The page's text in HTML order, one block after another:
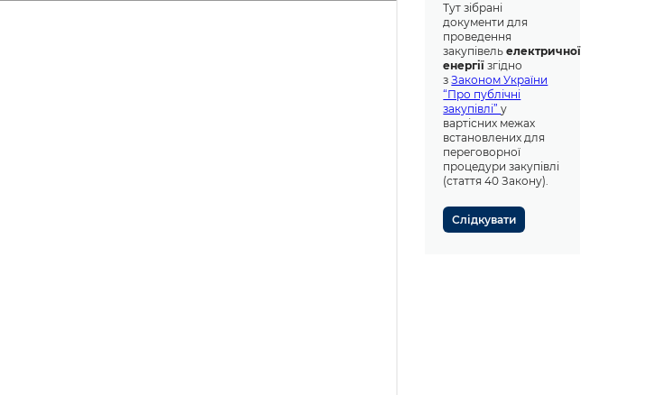
Тут зібрані
документи для
проведення
закупівельелектричної
енергії згідно
зЗаконом України
“Про публічні
закупівлі”у
вартісних межах
встановлених для
переговорної
процедури закупівлі
(стаття 40 Закону).
Слідкувати